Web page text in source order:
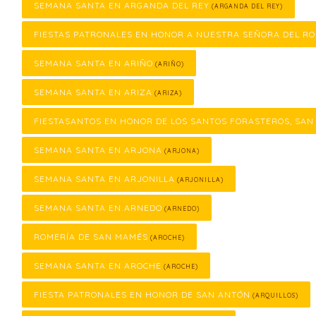
SEMANA SANTA EN ARGANDA DEL REY (ARGANDA DEL REY)
FIESTAS PATRONALES EN HONOR A NUESTRA SEÑORA DEL
SEMANA SANTA EN ARIÑO (ARIÑO)
SEMANA SANTA EN ARIZA (ARIZA)
FIESTASANTOS EN HONOR DE LOS SANTOS FORASTEROS,
SEMANA SANTA EN ARJONA (ARJONA)
SEMANA SANTA EN ARJONILLA (ARJONILLA)
SEMANA SANTA EN ARNEDO (ARNEDO)
ROMERÍA DE SAN MAMÉS (AROCHE)
SEMANA SANTA EN AROCHE (AROCHE)
FIESTA PATRONALES EN HONOR DE SAN ANTÓN (ARQUILLOS)